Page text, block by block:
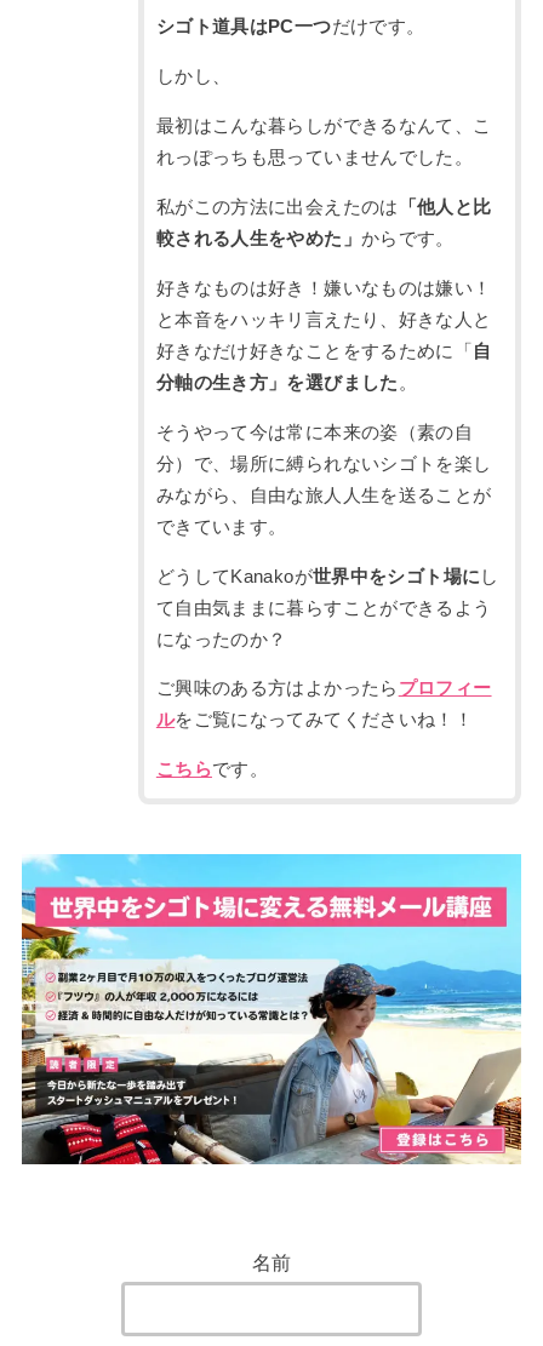
シゴト道具はPC一つだけです。
しかし、
最初はこんな暮らしができるなんて、こ
れっぽっちも思っていませんでした。
私がこの方法に出会えたのは
「他人と比
較される人生をやめた」 からです。
好きなものは好き！嫌いなものは嫌い！
と本音をハッキリ言えたり、好きな人と
好きなだけ好きなことをするために「 自
分軸の生き方」を選びました 。
そうやって今は常に本来の姿（素の自
分）で、場所に縛られないシゴトを楽し
みながら、自由な旅人人生を送ることが
できています。
どうしてKanakoが世界中をシゴト場に し
て自由気ままに暮らすことができるよう
になったのか？
ご興味のある方はよかったら プロフィー
ルをご覧になってみてくださいね！！
こちらです。
名前